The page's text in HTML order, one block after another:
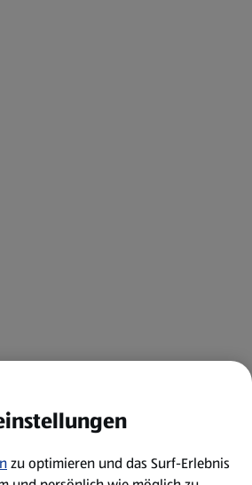
zu optimieren und das Surf-Erlebnis